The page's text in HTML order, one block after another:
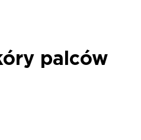
palców